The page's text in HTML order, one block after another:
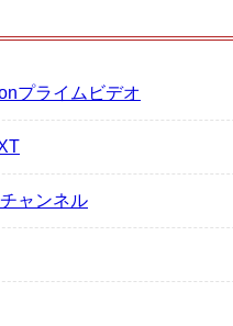
プライムビデオ
ャンネル